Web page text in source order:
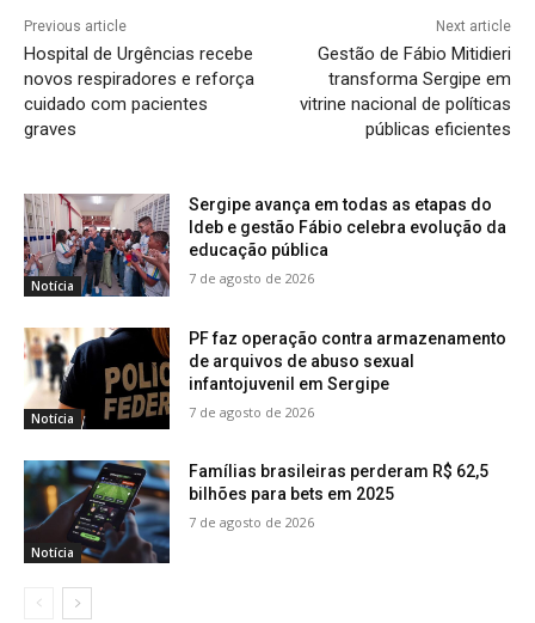
Previous article
Hospital de Urgências recebe
novos respiradores e reforça
cuidado com pacientes
graves
Next article
Gestão de Fábio Mitidieri
transforma Sergipe em
vitrine nacional de políticas
públicas eficientes
Notícia
Sergipe avança em todas as etapas do
Ideb e gestão Fábio celebra evolução da
educação pública
7 de agosto de 2026
Notícia
PF faz operação contra armazenamento
de arquivos de abuso sexual
infantojuvenil em Sergipe
7 de agosto de 2026
Notícia
Famílias brasileiras perderam R$ 62,5
bilhões para bets em 2025
7 de agosto de 2026